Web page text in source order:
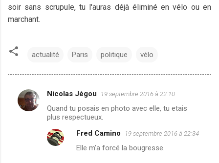
soir sans scrupule, tu l'auras déjà éliminé en vélo ou en
marchant.
actualité Paris politique vélo
C
o
Nicolas Jégou 19 septembre 2016 à 22:10
Quand tu posais en photo avec elle, tu etais
plus respectueux.
Fred Camino 19 septembre 2016 à 22:34
Elle m'a forcé la bougresse.